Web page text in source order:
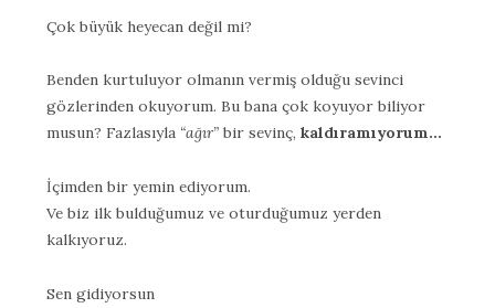
Çok büyük heyecan değil mi?
Benden kurtuluyor olmanın vermiş olduğu sevinci
gözlerinden okuyorum. Bu bana çok koyuyor biliyor
musun? Fazlasıyla “ağır” bir sevinç, kaldıramıyorum…
İçimden bir yemin ediyorum.
Ve biz ilk bulduğumuz ve oturduğumuz yerden
kalkıyoruz.
Sen gidiyorsun